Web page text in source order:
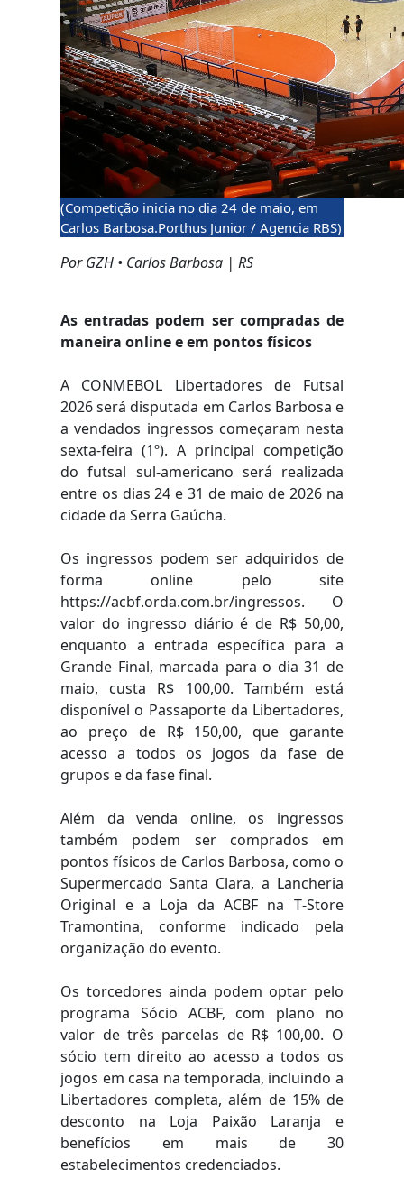
(Competição inicia no dia 24 de maio, em
Carlos Barbosa.Porthus Junior / Agencia RBS)
Por GZH • Carlos Barbosa | RS
As entradas podem ser compradas de
maneira online e em pontos físicos
A CONMEBOL Libertadores de Futsal
2026 será disputada em Carlos Barbosa e
a vendados ingressos começaram nesta
sexta-feira (1º). A principal competição
do futsal sul-americano será realizada
entre os dias 24 e 31 de maio de 2026 na
cidade da Serra Gaúcha.
Os ingressos podem ser adquiridos de
forma online pelo site
https://acbf.orda.com.br/ingressos. O
valor do ingresso diário é de R$ 50,00,
enquanto a entrada específica para a
Grande Final, marcada para o dia 31 de
maio, custa R$ 100,00. Também está
disponível o Passaporte da Libertadores,
ao preço de R$ 150,00, que garante
acesso a todos os jogos da fase de
grupos e da fase final.
Além da venda online, os ingressos
também podem ser comprados em
pontos físicos de Carlos Barbosa, como o
Supermercado Santa Clara, a Lancheria
Original e a Loja da ACBF na T‑Store
Tramontina, conforme indicado pela
organização do evento.
Os torcedores ainda podem optar pelo
programa Sócio ACBF, com plano no
valor de três parcelas de R$ 100,00. O
sócio tem direito ao acesso a todos os
jogos em casa na temporada, incluindo a
Libertadores completa, além de 15% de
desconto na Loja Paixão Laranja e
benefícios em mais de 30
estabelecimentos credenciados.